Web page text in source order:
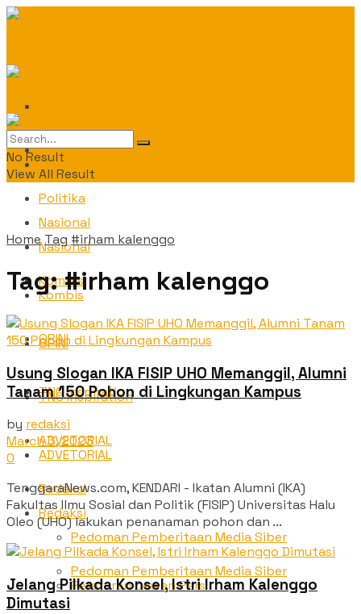
Politika
Nasional
Kombis
OPINI
TNC Inspiration
ADVETORIAL
Redaksi
Pedoman Pemberitaan Media Siber
Daerah
Politika
Nasional
Kombis
OPINI
TNC Inspiration
ADVETORIAL
Redaksi
Pedoman Pemberitaan Media Siber
Peraturan Dewan Pers
No Result
View All Result
HomeTag #irham kalenggo
Tag:#irham kalenggo
Usung Slogan IKA FISIP UHO Memanggil, Alumni
Tanam 150 Pohon di Lingkungan Kampus
by redaksi
March 3, 2023
0
TenggaraNews.com, KENDARI - Ikatan Alumni (IKA)
Fakultas Ilmu Sosial dan Politik (FISIP) Universitas Halu
Oleo (UHO) lakukan penanaman pohon dan ...
Jelang Pilkada Konsel, Istri Irham Kalenggo
Dimutasi